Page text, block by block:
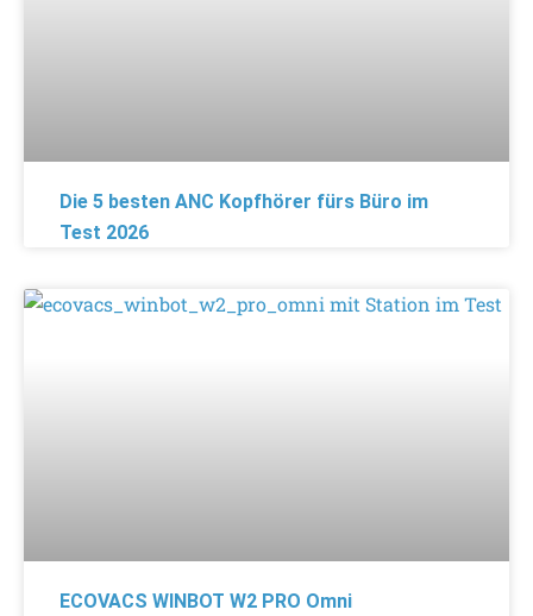
Die 5 besten ANC Kopfhörer fürs Büro im
Test 2026
ECOVACS WINBOT W2 PRO Omni